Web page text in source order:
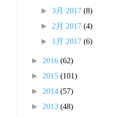
►3月 2017(8)
► 2月 2017(4)
► 1月 2017(6)
► 2016 (62)
► 2015 (101)
► 2014 (57)
► 2013 (48)